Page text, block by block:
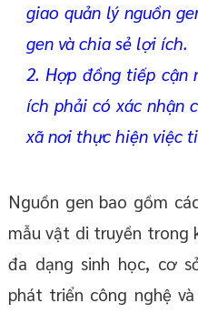
giao quản lý nguồn
gen và chia sẻ lợi ích.
2. Hợp đồng tiếp cận
ích phải có xác nhận
xã nơi thực hiện việc
Nguồn gen bao gồm
mẫu vật di truyền trong
đa dạng sinh học, cơ
phát triển công nghệ